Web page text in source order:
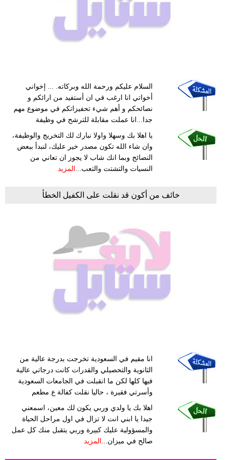
السلام عليكم ورحمة الله وبركاته. ... إخواني
أخواتي انا ارغب في ان أستفيد من ارائكم و
نصائحكم و أهم شيء تحفيزاتكم في موضوع مهم
جدا...انا عملت مقابلة للترشح في وظيفة
يا اهلا بك وسهلا واولا نبارك لك التخريج والوظيفة،
وان شاء الله تكون مصدر خير عليك، لنبدأ ببعض
النصائح وبما انك شاب لا يجوز ان تعاني من
النسيات والتشتت والتعب... المزيد
خائف من أكون قد نقلت على الكفيل الخطأ
انا مقيم في السعودية تخرجت بدرجة عالية من
الثانوية والتحصيلي والقدرات كانت درجاتي عالية
فيها كلها لكن ما انقبلت في الجامعات السعودية
وأسرتي فقيرة ، حاليا نقلت كفالة ع مطعم
اهلا بك يا ولدي وربي يكون لك معين، اسمعني
جيدا يا ابني انت لا تزال في اول مراحل الحياة
والمسؤولية عليك كبيرة وربي يتقبل منك كل عمل
صالح في ميزان...
المزيد